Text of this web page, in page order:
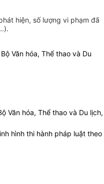
hiện, số lượng vi phạm đã
Văn hóa, Thể thao và Du
Văn hóa, Thể thao và Du lịch,
hình thi hành pháp luật theo